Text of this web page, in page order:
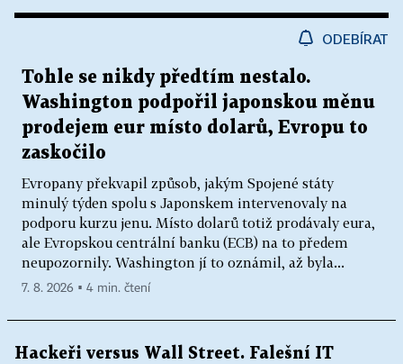
ODEBÍRAT
Tohle se nikdy předtím nestalo.
Washington podpořil japonskou měnu
prodejem eur místo dolarů, Evropu to
zaskočilo
Evropany překvapil způsob, jakým Spojené státy
minulý týden spolu s Japonskem intervenovaly na
podporu kurzu jenu. Místo dolarů totiž prodávaly eura,
ale Evropskou centrální banku (ECB) na to předem
neupozornily. Washington jí to oznámil, až byla...
7. 8. 2026 ▪ 4 min. čtení
Hackeři versus Wall Street. Falešní IT